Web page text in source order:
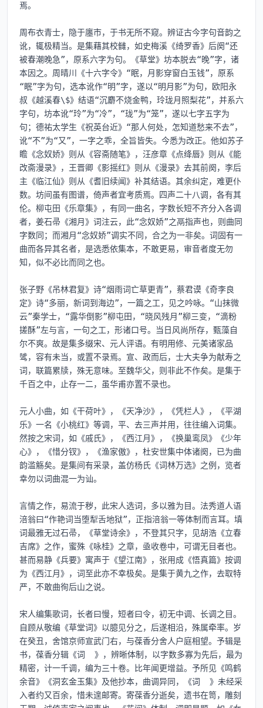
焉。
周布衣青士，隐于廛市，于书无所不窥。辨证古今字句音韵之
讹，辄极精当。是集藉其校雠，如史梅溪《绮罗香》后阕“还
被春潮晚急”，原系六字为句。《草堂》坊本脱去“晚”字，诸
本因之。周晴川《十六字令》“眠，月影穿窗白玉钱”，原系
“眠”字为句，选本讹作“明”字，遂以“明月影”为句，欧阳永
叔《越溪春\$》结语“沉麝不烧金鸭，玲珑月照梨花”，并系六
字句，坊本讹“玲”为“冷”，“珑”为“笼”，遂以七字五字为
句；德祐太学生《祝英台近》“那人何处，怎知道愁来不去”，
讹“不”为“又”，一字之乖，全旨皆失。今悉为改正。他如苏子
瞻《念奴娇》则从《容斋随笔》，汪彦章《点绛唇》则从《能
改斋漫录》，王晋卿《影摇红》则从《漫录》去其前阕，李后
主《临江仙》则从《耆旧续闻》补其结语。其余纠定，难更仆
数。坊间虽有图谱，倚声者宜考质焉。四声二十八调，各有其
伦。柳屯田《乐章集》，有同一曲名，字数长短不齐分入各调
者，姜石帚《湘月》词注云，此“念奴娇”之鬲指声也，则曲同
字数同；而湘月“念奴娇”调实不同，合之为一非矣。词固有一
曲而各异其名者，是选悉依集本，不敢更易，审音者度无勿
知，似不必比而同之也。
张子野《吊林君复》诗“烟雨词亡草更青”，蔡君谟《奇李良
定》诗“多丽，新词到海边”，一篇之工，见之吟咏。“山抹微
云”秦学士，“露华倒影”柳屯田，“晓风残月”柳三变，“滴粉
搓酥”左与言，一句之工，形诸口号。当日风尚所存，甄藻自
尔不爽。故是集多缀宋、元人评语。有明用修、元美诸家品
骘，容有未当，或置不录焉。宣、政而后，士大夫争为献寿之
词，联篇累牍，殊无意味。至魏华父，则非此不作矣。是集于
千百之中，止存一二，虽华甫亦置不录也。
元人小曲，如《干荷叶》，《天净沙》，《凭栏人》，《平湖
乐》一名《小桃红》等调，平、去三声并用，往往编入词集。
然按之宋词，如《戚氏》，《西江月》，《换巢鸾凤》《少年
心》，《惜分钗》，《渔家傲》，杜安世集中体诸阕，已为曲
韵滥觞矣。是集间有采录，盖仿杨氏《词林万选》之例，览者
幸勿以词曲混一为讪。
言情之作，易流于秽，此宋人选词，多以雅为目。法秀道人语
涪翁曰“作艳词当堕犁舌地狱”，正指涪翁一等体制而言耳。填
词最雅无过石帚，《草堂诗余》，不登其只字，见胡浩《立春
吉席》之作，蜜殊《咏桂》之章，亟收卷中，可谓无目者也。
甚而易静《兵要》寓声于《望江南》，张用成《悟真篇》按调
为《西江月》，词至此亦不幸极矣。是集于黄九之作，去取特
严，不敢曲徇后山之说。
宋人编集歌词，长者曰慢，短者曰令，初无中调、长调之目。
自顾从敬编《草堂词》以臆见分之，后遂相沿，殊属牵率。岁
在癸丑，舍馆京师宣武门右，与葆香分舍人户庭相望。予辑是
书，葆香分辑《词  》，辨晰体制，以字数多寡为先后，最为
精密，计一千调，编为三十卷。比年闻更增益。予所见《鸣鹤
余音》《洞玄金玉集》及他抄本，曲调异同，《词  》未经采
入者约又百余，惜未遑邮寄。寄葆香分逝矣，遗书在笥，雕刻